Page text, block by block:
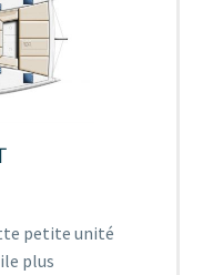
petite unité
plus